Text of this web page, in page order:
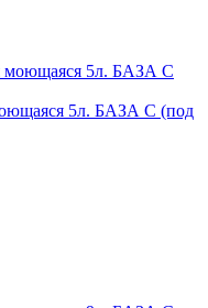
5л. БАЗА С (под